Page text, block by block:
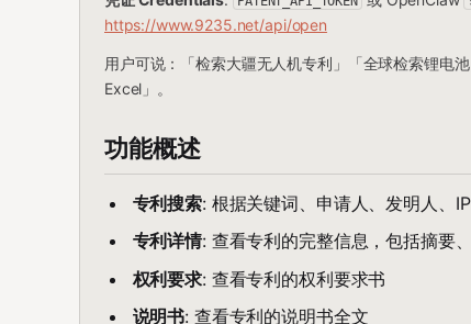
https://www.9235.net/api/open
用户可说：「检索大疆无人机专利」「全球检索锂电
Excel」。
功能概述
专利搜索: 根据关键词、申请人、发明人、
专利详情: 查看专利的完整信息，包括摘要
权利要求: 查看专利的权利要求书
说明书: 查看专利的说明书全文